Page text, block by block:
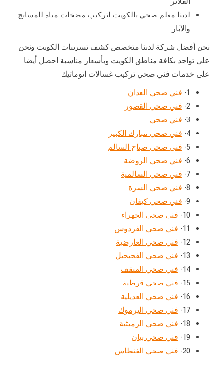
لدينا معلم صحي بالكويت لتركيب مضخات مياه للمسابح
والآبار
نحن أفضل شركة لدينا متخصص كشف تسريبات الكويت ونحن
على تواجد بكافة مناطق الكويت وبأسعار مناسبة احصل أيضا
على خدمات فني صحي تركيب غسالات اتوماتيك
1- فني صحي العدان
2- فني صحي القصور
3- فني صحي
4- فني صحي مبارك الكبير
5- فني صحي صباح السالم
6- فني صحي الروضة
7- فني صحي السالمية
8- فني صحي السرة
9- فني صحي كيفان
10- فني صحي الجهراء
11- فني صحي الفردوس
12- فني صحي العارضية
13- فني صحي الفحيحيل
14- فني صحي المنقف
15- فني صحي قرطبة
16- فني صحي العديلية
17- فني صحي اليرموك
18- فني صحي الرميثية
19- فني صحي بيان
20- فني صحي الفنطاس